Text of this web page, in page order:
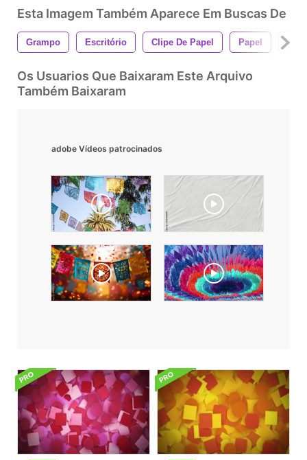
Esta Imagem Também Aparece Em Buscas De
Grampo Escritório Clipe De Papel Papel
Os Usuarios Que Baixaram Este Arquivo
Também Baixaram
adobe Vídeos patrocinados